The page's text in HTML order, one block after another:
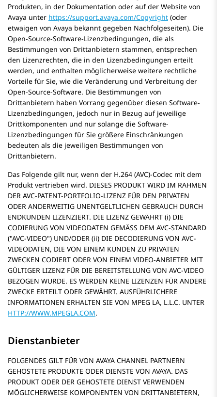
Produkten, in der Dokumentation oder auf der Website von
Avaya unter https://support.avaya.com/Copyright (oder
etwaigen von Avaya bekannt gegeben Nachfolgeseiten). Die
Open-Source-Software-Lizenzbedingungen, die als
Bestimmungen von Drittanbietern stammen, entsprechen
den Lizenzrechten, die in den Lizenzbedingungen erteilt
werden, und enthalten möglicherweise weitere rechtliche
Vorteile für Sie, wie die Veränderung und Verbreitung der
Open-Source-Software. Die Bestimmungen von
Drittanbietern haben Vorrang gegenüber diesen Software-
Lizenzbedingungen, jedoch nur in Bezug auf jeweilige
Drittkomponenten und nur solange die Software-
Lizenzbedingungen für Sie größere Einschränkungen
bedeuten als die jeweiligen Bestimmungen von
Drittanbietern.
Das Folgende gilt nur, wenn der H.264 (AVC)-Codec mit dem
Produkt vertrieben wird. DIESES PRODUKT WIRD IM RAHMEN
DER AVC-PATENT-PORTFOLIO-LIZENZ FÜR DEN PRIVATEN
ODER ANDERWEITIG UNENTGELTLICHEN GEBRAUCH DURCH
ENDKUNDEN LIZENZIERT. DIE LIZENZ GEWÄHRT (i) DIE
CODIERUNG VON VIDEODATEN GEMÄSS DEM AVC-STANDARD
( AVC-VIDEO ) UND/ODER (ii) DIE DECODIERUNG VON AVC-
VIDEODATEN, DIE VON EINEM KUNDEN ZU PRIVATEN
ZWECKEN CODIERT ODER VON EINEM VIDEO-ANBIETER MIT
GÜLTIGER LIZENZ FÜR DIE BEREITSTELLUNG VON AVC-VIDEO
BEZOGEN WURDE. ES WERDEN KEINE LIZENZEN FÜR ANDERE
ZWECKE ERTEILT ODER GEWÄHRT. AUSFÜHRLICHERE
INFORMATIONEN ERHALTEN SIE VON MPEG LA, L.L.C. UNTER
HTTP://WWW.MPEGLA.COM.
Dienstanbieter
FOLGENDES GILT FÜR VON AVAYA CHANNEL PARTNERN
GEHOSTETE PRODUKTE ODER DIENSTE VON AVAYA. DAS
PRODUKT ODER DER GEHOSTETE DIENST VERWENDEN
MÖGLICHERWEISE KOMPONENTEN VON DRITTANBIETERN,